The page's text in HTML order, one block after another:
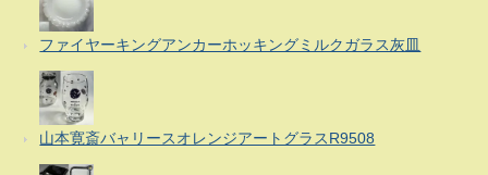
ファイヤーキングアンカーホッキングミルクガラス灰皿
山本寛斎バャリースオレンジアートグラスR9508